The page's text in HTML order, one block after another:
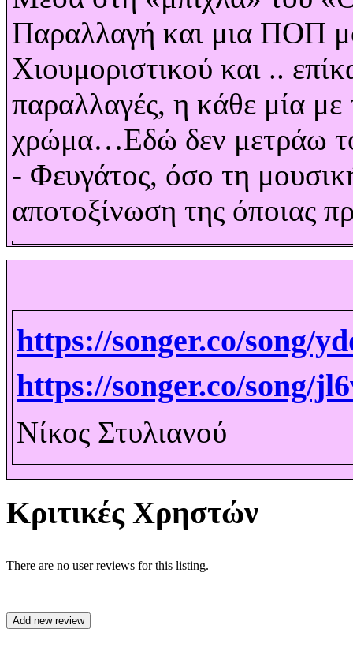
Παραλλαγή και μια ΠΟΠ
Χιουμοριστικού και ..
παραλλαγές, η κάθε μία με
χρώμα…Εδώ δεν μετράω
- Φευγάτος, όσο τη
αποτοξίνωση της όποιας
https://songer.co/song/
https://songer.co/song/
Νίκος Στυλιανού
Κριτικές Χρηστών
There are no user reviews for this listing.